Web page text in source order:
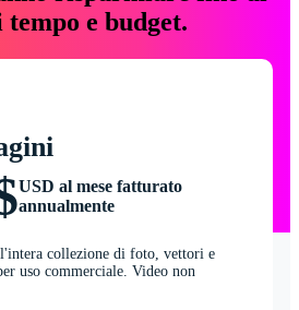
e budget.
USD al mese fatturato
annualmente
collezione di foto, vettori e
uso commerciale. Video non